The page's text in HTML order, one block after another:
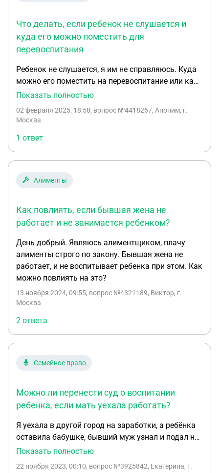
Что делать, если ребенок не слушается и
куда его можно поместить для
перевоспитания
Ребенок не слушается, я им не справляюсь. Куда
можно его поместить на перевоспитание или как
мне поступить в этом вопросе? Ребенок меня не
с ней так делала моя бЫвшая свекровь!!!
Показать полностью
02 февраля 2025, 18:58, вопрос №4418267, Аноним, г.
Москва
1 ответ
Алименты
Как повлиять, если бывшая жена не
работает и не занимается ребенком?
День добрый. Являюсь алиментщиком, плачу
алименты строго по закону. Бывшая жена не
работает, и не воспитывает ребенка при этом. Как
можно повлиять на это?
13 ноября 2024, 09:55, вопрос №4321189, Виктор, г.
Москва
2 ответа
Семейное право
Можно ли перенести суд о воспитании
ребенка, если мать уехала работать?
Я уехала в другой город на заработки, а ребёнка
оставила бабушке, бывший муж узнал и подал на
меня в суд, что я бросила ребёнка и не занимаюсь
Показать полностью
22 ноября 2023, 00:10, вопрос №3925842, Екатерина, г.